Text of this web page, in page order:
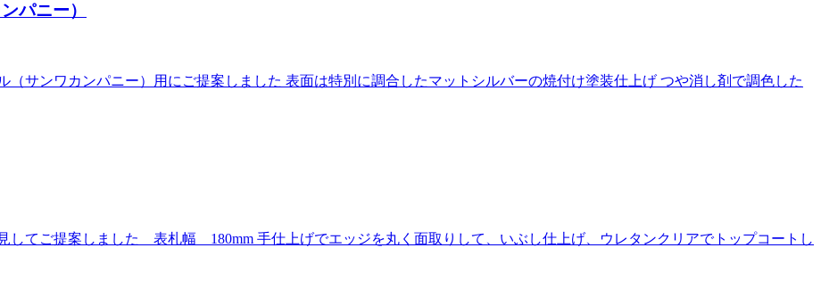
パニー）
サンワカンパニー）用にご提案しました 表面は特別に調合したマットシルバーの焼付け塗装仕上げ つや消し剤で調色した
してご提案しました 表札幅 180mm 手仕上げでエッジを丸く面取りして、いぶし仕上げ、ウレタンクリアでトップコートし